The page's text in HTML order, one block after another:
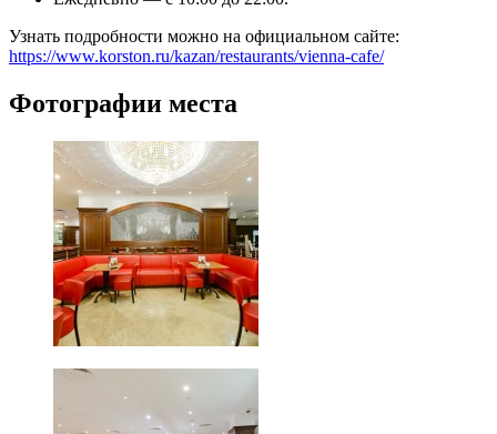
Узнать подробности можно на официальном сайте:
https://www.korston.ru/kazan/restaurants/vienna-cafe/
Фотографии места